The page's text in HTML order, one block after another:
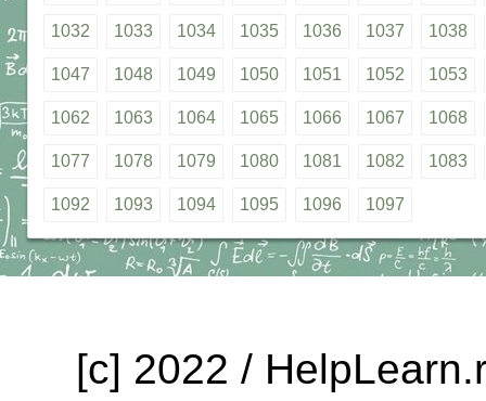
1032 1033 1034 1035 1036 1037 1038
1047 1048 1049 1050 1051 1052 1053
1062 1063 1064 1065 1066 1067 1068
1077 1078 1079 1080 1081 1082 1083
1092 1093 1094 1095 1096 1097
[c] 2022 /